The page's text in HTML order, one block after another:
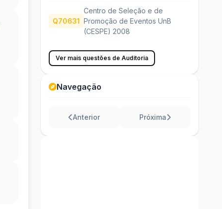
Q70631
Centro de Seleção e de
Promoção de Eventos UnB
(CESPE) 2008
Ver mais questões de Auditoria
Navegação
Anterior Próxima